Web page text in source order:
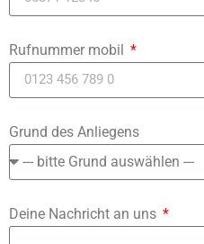
Rufnummer mobil
Grund des Anliegens
Deine Nachricht an uns